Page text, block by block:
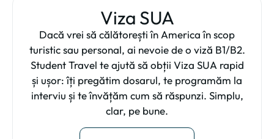
Viza SUA
Dacă vrei să călătorești în America în scop
turistic sau personal, ai nevoie de o viză B1/B2.
Student Travel te ajută să obții Viza SUA rapid
și ușor: îți pregătim dosarul, te programăm la
interviu și te învățăm cum să răspunzi. Simplu,
clar, pe bune.